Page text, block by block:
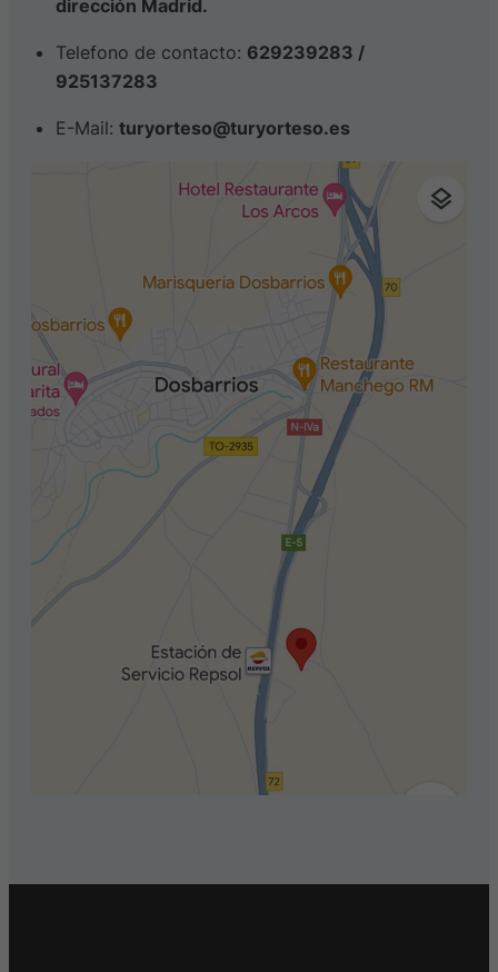
dirección Madrid.
Telefono de contacto: 629239283 /
925137283
E-Mail: turyorteso@turyorteso.es